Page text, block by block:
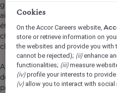
groupes, de voyageurs en
ainsi qu'une clientèle de loisirs.
établissement s'attache à offrir
chaleureuse, authentique et de
clients.
Au sein de notre restaurant,
de saison, généreuse et créative,
produits de qualité. Nous
Cookies
On the Accor Careers website,
store or retrieve information on
the websites and provide you with
cannot be rejected); (ii)enhance
functionalities; (iii)measure
(iv)profile your interests to
(v)allow you to interact with social